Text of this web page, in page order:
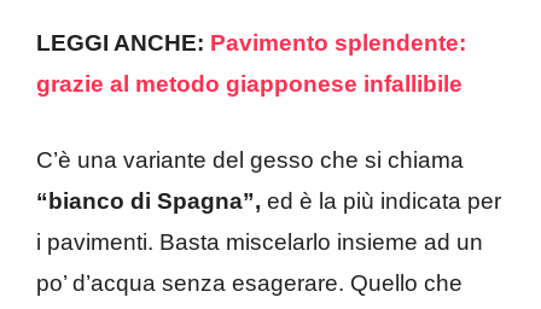
LEGGI ANCHE: Pavimento splendente:
grazie al metodo giapponese infallibile
C’è una variante del gesso che si chiama
“bianco di Spagna”, ed è la più indicata per
i pavimenti. Basta miscelarlo insieme ad un
po’ d’acqua senza esagerare. Quello che